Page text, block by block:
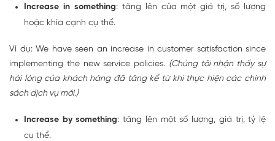
Increase in something: tăng lên của một giá trị, số lượng
hoặc khía cạnh cụ thể.
Ví dụ: We have seen an increase in customer satisfaction since
implementing the new service policies. (Chúng tôi nhận thấy sự
hài lòng của khách hàng đã tăng kể từ khi thực hiện các chính
sách dịch vụ mới.)
Increase by something: tăng lên một số lượng, giá trị, tỷ lệ
cụ thể.